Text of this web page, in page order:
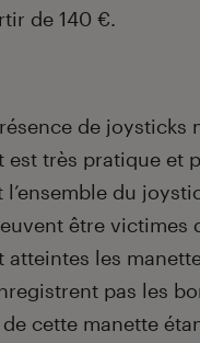
de 140 €.
de joysticks
est très pratique et
l’ensemble du
être victimes
atteintes les
pas les
cette manette